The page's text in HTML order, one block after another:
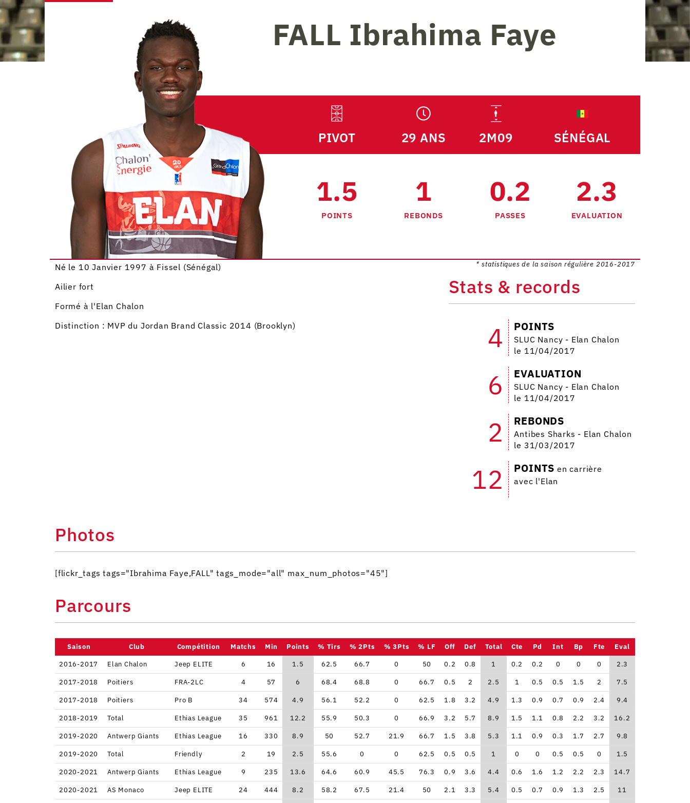
FALL Ibrahima Faye
PIVOT 29 ANS 2M09 SÉNÉGAL
1.5
POINTS
1
REBONDS
0.2
PASSES
2.3
EVALUATION
* statistiques de la saison régulière 2016-2017
Né le 10 Janvier 1997 à Fissel (Sénégal)
Ailier fort
Formé à l'Elan Chalon
Distinction : MVP du Jordan Brand Classic 2014 (Brooklyn)
Stats & records
4 POINTS
SLUC Nancy - Elan Chalon
le 11/04/2017
6 EVALUATION
SLUC Nancy - Elan Chalon
le 11/04/2017
2 REBONDS
Antibes Sharks - Elan Chalon
le 31/03/2017
12 POINTS en carrière
avec l'Elan
Photos
[flickr_tags tags="Ibrahima Faye,FALL" tags_mode="all" max_num_photos="45"]
Parcours
Saison Club Compétition Matchs Min Points % Tirs % 2Pts % 3Pts % LF Off Def Total Cte Pd Int Bp Fte
Eval
2016-2017
Elan Chalon Jeep ELITE 6 16 1.5 62.5 66.7 0 50 0.2 0.8 1 0.2 0.2 0 0 0 2.3
2017-2018 Poitiers FRA-2LC 4 57 6 68.4 68.8 0 66.7 0.5 2 2.5 1 0.5 0.5 1.5 2 7.5
2017-2018 Poitiers Pro B 34 574 4.9 56.1 52.2 0 62.5 1.8 3.2 4.9 1.3 0.9 0.7 0.9 2.4 9.4
2018-2019 Total Ethias League 35 961 12.2 55.9 50.3 0 66.9 3.2 5.7 8.9 1.5 1.1 0.8 2.2 3.2 16.2
2019-2020 Antwerp Giants Ethias League 16 330 8.9 50 52.7 21.9 66.7 1.5 3.8 5.3 1.1 0.9 0.3 1.7 2.7 9.8
2019-2020 Total Friendly 2 19 2.5 55.6 0 0 62.5 0.5 0.5 1 0 0 0.5 0.5 0 1.5
2020-2021 Antwerp Giants Ethias League 9 235 13.6 64.6 60.9 45.5 76.3 0.9 3.6 4.4 0.6 1.6 1.2 2.2 2.3 14.7
2020-2021 AS Monaco Jeep ELITE 24 444 8.2 58.2 67.5 21.4 50 2.1 3.3 5.4 0.5 0.7 0.9 1.3 2.5 11